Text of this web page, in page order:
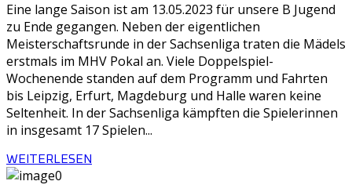
Eine lange Saison ist am 13.05.2023 für unsere B Jugend
zu Ende gegangen. Neben der eigentlichen
Meisterschaftsrunde in der Sachsenliga traten die Mädels
erstmals im MHV Pokal an. Viele Doppelspiel-
Wochenende standen auf dem Programm und Fahrten
bis Leipzig, Erfurt, Magdeburg und Halle waren keine
Seltenheit. In der Sachsenliga kämpften die Spielerinnen
in insgesamt 17 Spielen...
WEITERLESEN